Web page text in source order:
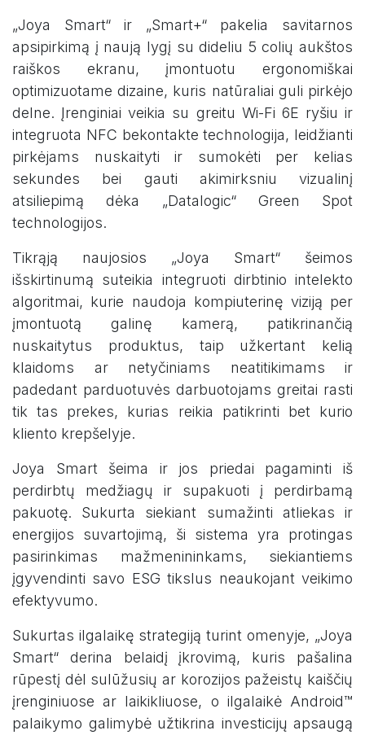
„Joya Smart“ ir „Smart+“ pakelia savitarnos
apsipirkimą į naują lygį su dideliu 5 colių aukštos
raiškos ekranu, įmontuotu ergonomiškai
optimizuotame dizaine, kuris natūraliai guli pirkėjo
delne. Įrenginiai veikia su greitu Wi-Fi 6E ryšiu ir
integruota NFC bekontakte technologija, leidžianti
pirkėjams nuskaityti ir sumokėti per kelias
sekundes bei gauti akimirksniu vizualinį
atsiliepimą dėka „Datalogic“ Green Spot
technologijos.
Tikrąją naujosios „Joya Smart“ šeimos
išskirtinumą suteikia integruoti dirbtinio intelekto
algoritmai, kurie naudoja kompiuterinę viziją per
įmontuotą galinę kamerą, patikrinančią
nuskaitytus produktus, taip užkertant kelią
klaidoms ar netyčiniams neatitikimams ir
padedant parduotuvės darbuotojams greitai rasti
tik tas prekes, kurias reikia patikrinti bet kurio
kliento krepšelyje.
Joya Smart šeima ir jos priedai pagaminti iš
perdirbtų medžiagų ir supakuoti į perdirbamą
pakuotę. Sukurta siekiant sumažinti atliekas ir
energijos suvartojimą, ši sistema yra protingas
pasirinkimas mažmenininkams, siekiantiems
įgyvendinti savo ESG tikslus neaukojant veikimo
efektyvumo.
Sukurtas ilgalaikę strategiją turint omenyje, „Joya
Smart“ derina belaidį įkrovimą, kuris pašalina
rūpestį dėl sulūžusių ar korozijos pažeistų kaiščių
įrenginiuose ar laikikliuose, o ilgalaikė Android™
palaikymo galimybė užtikrina investicijų apsaugą